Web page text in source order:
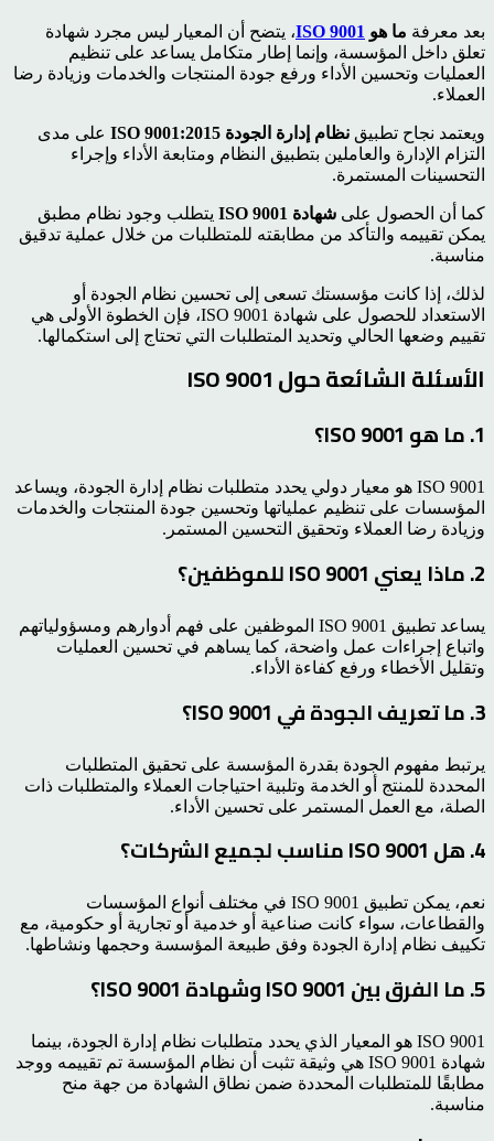
بعد معرفة ما هو ISO 9001، يتضح أن المعيار ليس مجرد شهادة
تعلق داخل المؤسسة، وإنما إطار متكامل يساعد على تنظيم
العمليات وتحسين الأداء ورفع جودة المنتجات والخدمات وزيادة رضا
العملاء.
ويعتمد نجاح تطبيق نظام إدارة الجودة ISO 9001:2015
على مدى
التزام الإدارة والعاملين بتطبيق النظام ومتابعة الأداء وإجراء
التحسينات المستمرة.
كما أن الحصول على شهادة ISO 9001
يتطلب وجود نظام مطبق
يمكن تقييمه والتأكد من مطابقته للمتطلبات من خلال عملية تدقيق
مناسبة.
لذلك، إذا كانت مؤسستك تسعى إلى تحسين نظام الجودة أو
الاستعداد للحصول على شهادة ISO 9001، فإن الخطوة الأولى هي
تقييم وضعها الحالي وتحديد المتطلبات التي تحتاج إلى استكمالها.
الأسئلة الشائعة حول ISO 9001
1. ما هو ISO 9001؟
ISO 9001 هو معيار دولي يحدد متطلبات نظام إدارة الجودة، ويساعد
المؤسسات على تنظيم عملياتها وتحسين جودة المنتجات والخدمات
وزيادة رضا العملاء وتحقيق التحسين المستمر.
2. ماذا يعني ISO 9001 للموظفين؟
يساعد تطبيق ISO 9001 الموظفين على فهم أدوارهم ومسؤولياتهم
واتباع إجراءات عمل واضحة، كما يساهم في تحسين العمليات
وتقليل الأخطاء ورفع كفاءة الأداء.
3. ما تعريف الجودة في ISO 9001؟
يرتبط مفهوم الجودة بقدرة المؤسسة على تحقيق المتطلبات
المحددة للمنتج أو الخدمة وتلبية احتياجات العملاء والمتطلبات ذات
الصلة، مع العمل المستمر على تحسين الأداء.
4. هل ISO 9001 مناسب لجميع الشركات؟
نعم، يمكن تطبيق ISO 9001 في مختلف أنواع المؤسسات
والقطاعات، سواء كانت صناعية أو خدمية أو تجارية أو حكومية، مع
تكييف نظام إدارة الجودة وفق طبيعة المؤسسة وحجمها ونشاطها.
5. ما الفرق بين ISO 9001 وشهادة ISO 9001؟
ISO 9001 هو المعيار الذي يحدد متطلبات نظام إدارة الجودة، بينما
شهادة ISO 9001 هي وثيقة تثبت أن نظام المؤسسة تم تقييمه ووجد
مطابقًا للمتطلبات المحددة ضمن نطاق الشهادة من جهة منح
مناسبة.